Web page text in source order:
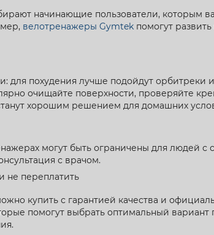
начинающие пользователи, которым
велотренажеры Gymtek помогут
для похудения лучше подойдут орбитреки
очищайте поверхности, проверяйте
хорошим решением для домашних
могут быть ограничены для людей
с врачом.
не переплатить
купить с гарантией качества и
помогут выбрать оптимальный вариант